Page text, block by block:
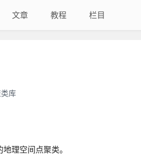
文章 教程 栏目
库
理空间点聚类。